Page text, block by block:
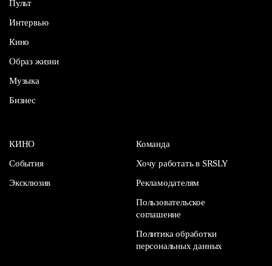
Пульт
Интервью
Кино
Образ жизни
Музыка
Бизнес
КИНО
События
Эксклюзив
Команда
Хочу работать в SRSLY
Рекламодателям
Пользовательское
соглашение
Политика обработки
персональных данных